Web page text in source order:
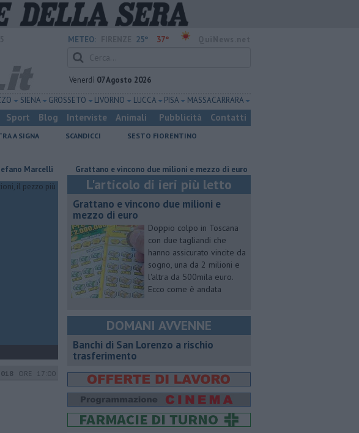
METEO: 25° 37°
Venerdì 07 Agosto 2026
SIENA GROSSETO LIVORNO LUCCA PISA MASSA CARRARA
Sport Blog Interviste Animali Pubblicità Contatti
A SIGNA SCANDICCI
SESTO FIORENTINO
Grattano e vincono due milioni e mezzo di euro Lavori sulla Firenze-Roma, i
ORE 17:00
L'articolo di ieri più letto
Grattano e vincono due milioni e
mezzo di euro
Doppio colpo in Toscana
con due tagliandi che
hanno assicurato vincite da
sogno, una da 2 milioni e
l'altra da 500mila euro.
Ecco come è andata
DOMANI AVVENNE
Banchi di San Lorenzo a rischio
trasferimento